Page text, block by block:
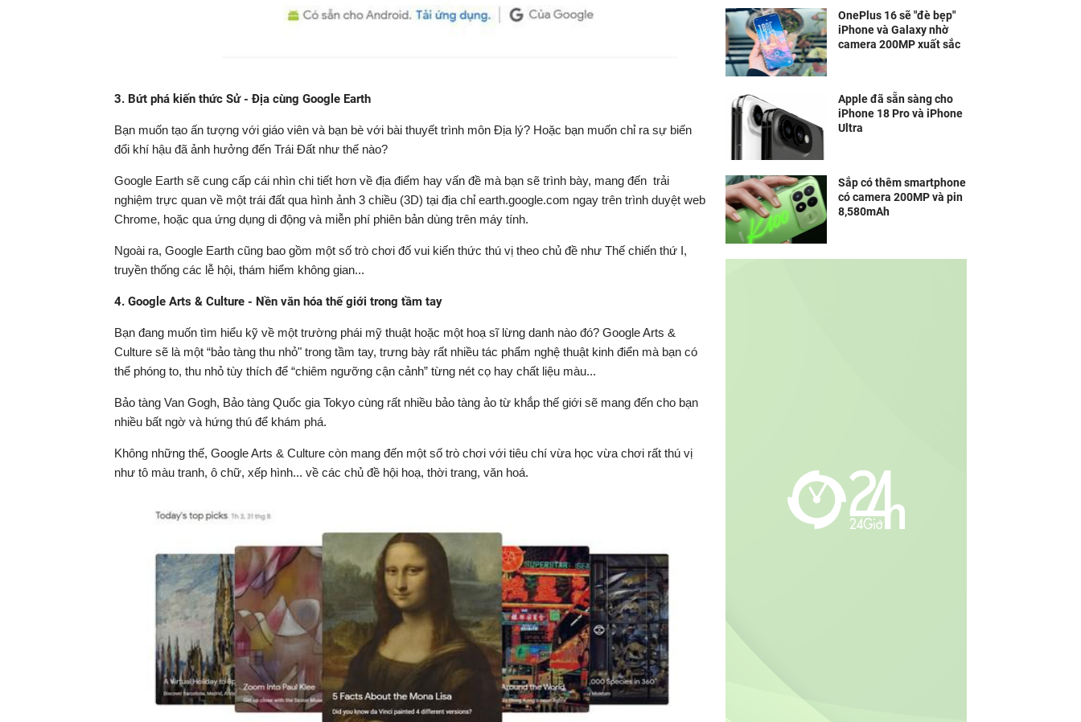
3. Bứt phá kiến thức Sử - Địa cùng Google Earth
Bạn muốn tạo ấn tượng với giáo viên và bạn bè với bài thuyết trình môn Địa lý? Hoặc bạn muốn chỉ ra sự biến
đổi khí hậu đã ảnh hưởng đến Trái Đất như thế nào?
Google Earth sẽ cung cấp cái nhìn chi tiết hơn về địa điểm hay vấn đề mà bạn sẽ trình bày, mang đến trải
nghiệm trực quan về một trái đất qua hình ảnh 3 chiều (3D) tại địa chỉ earth.google.com ngay trên trình duyệt web
Chrome, hoặc qua ứng dụng di động và miễn phí phiên bản dùng trên máy tính.
Ngoài ra, Google Earth cũng bao gồm một số trò chơi đố vui kiến thức thú vị theo chủ đề như Thế chiến thứ I,
truyền thống các lễ hội, thám hiểm không gian...
4. Google Arts & Culture - Nền văn hóa thế giới trong tầm tay
Bạn đang muốn tìm hiểu kỹ về một trường phái mỹ thuật hoặc một hoạ sĩ lừng danh nào đó? Google Arts &
Culture sẽ là một “bảo tàng thu nhỏ" trong tầm tay, trưng bày rất nhiều tác phẩm nghệ thuật kinh điển mà bạn có
thể phóng to, thu nhỏ tùy thích để “chiêm ngưỡng cận cảnh” từng nét cọ hay chất liệu màu...
Bảo tàng Van Gogh, Bảo tàng Quốc gia Tokyo cùng rất nhiều bảo tàng ảo từ khắp thế giới sẽ mang đến cho bạn
nhiều bất ngờ và hứng thú để khám phá.
Không những thế, Google Arts & Culture còn mang đến một số trò chơi với tiêu chí vừa học vừa chơi rất thú vị
như tô màu tranh, ô chữ, xếp hình... về các chủ đề hội hoạ, thời trang, văn hoá.
OnePlus 16 sẽ "đè bẹp"
iPhone và Galaxy nhờ
camera 200MP xuất sắc
Apple đã sẵn sàng cho
iPhone 18 Pro và iPhone
Ultra
Sắp có thêm smartphone
có camera 200MP và pin
8,580mAh